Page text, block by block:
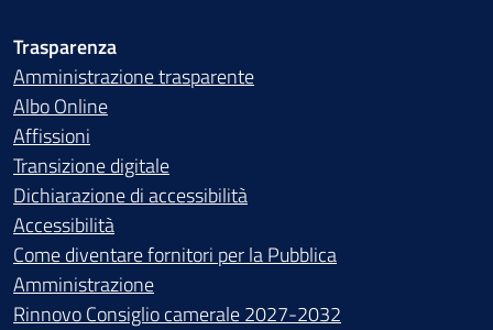
Trasparenza
Amministrazione trasparente
Albo Online
Affissioni
Transizione digitale
Dichiarazione di accessibilità
Accessibilità
Come diventare fornitori per la Pubblica
Amministrazione
Rinnovo Consiglio camerale 2027-2032